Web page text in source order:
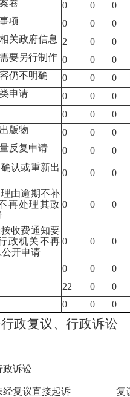
卷
0 0
0
项
0 0 0
关政府信息 2 0
0
要另行制作 0 0
0
仍不明确
0 0 0
申请 0 0
0
0 0
0
版物
0 0
0
反复申请
0 0
0
认或重新出
0 0 0
由逾期不补
再处理其政 0 0 0
收费通知要
政机关不再
开申请
0 0 0
0 0
0
22 0
0
0 0 0
政复议、行政诉讼
政诉讼
经复议直接起诉 复